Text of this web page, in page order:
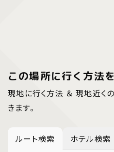
この場所に行く方法
現地に行く方法 ＆ 現地近く
きます。
ルート検索 ホテル検索